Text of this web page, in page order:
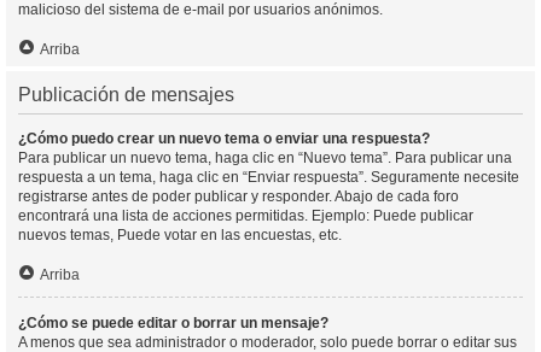
malicioso del sistema de e-mail por usuarios anónimos.
Arriba
Publicación de mensajes
¿Cómo puedo crear un nuevo tema o enviar una respuesta?
Para publicar un nuevo tema, haga clic en “Nuevo tema”. Para publicar una
respuesta a un tema, haga clic en “Enviar respuesta”. Seguramente necesite
registrarse antes de poder publicar y responder. Abajo de cada foro
encontrará una lista de acciones permitidas. Ejemplo: Puede publicar
nuevos temas, Puede votar en las encuestas, etc.
Arriba
¿Cómo se puede editar o borrar un mensaje?
A menos que sea administrador o moderador, solo puede borrar o editar sus